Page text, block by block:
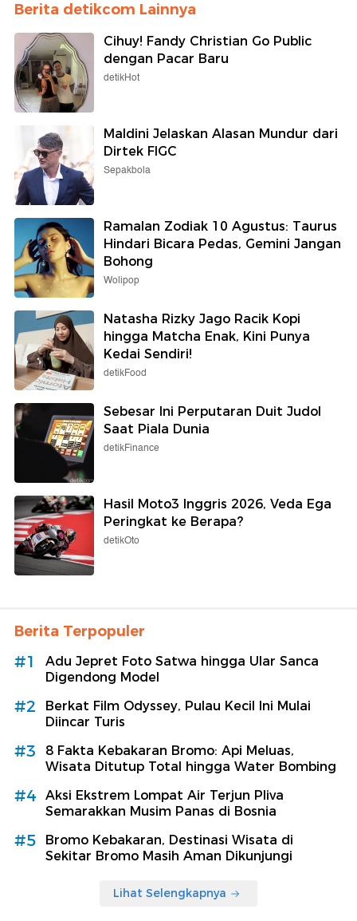
Berita detikcom Lainnya
Cihuy! Fandy Christian Go Public
dengan Pacar Baru
detikHot
Maldini Jelaskan Alasan Mundur dari
Dirtek FIGC
Sepakbola
Ramalan Zodiak 10 Agustus: Taurus
Hindari Bicara Pedas, Gemini Jangan
Bohong
Wolipop
Natasha Rizky Jago Racik Kopi
hingga Matcha Enak, Kini Punya
Kedai Sendiri!
detikFood
Sebesar Ini Perputaran Duit Judol
Saat Piala Dunia
detikFinance
Hasil Moto3 Inggris 2026, Veda Ega
Peringkat ke Berapa?
detikOto
Berita Terpopuler
#1
Adu Jepret Foto Satwa hingga Ular Sanca
Digendong Model
#2
Berkat Film Odyssey, Pulau Kecil Ini Mulai
Diincar Turis
#3
8 Fakta Kebakaran Bromo: Api Meluas,
Wisata Ditutup Total hingga Water Bombing
#4
Aksi Ekstrem Lompat Air Terjun Pliva
Semarakkan Musim Panas di Bosnia
#5
Bromo Kebakaran, Destinasi Wisata di
Sekitar Bromo Masih Aman Dikunjungi
Lihat Selengkapnya